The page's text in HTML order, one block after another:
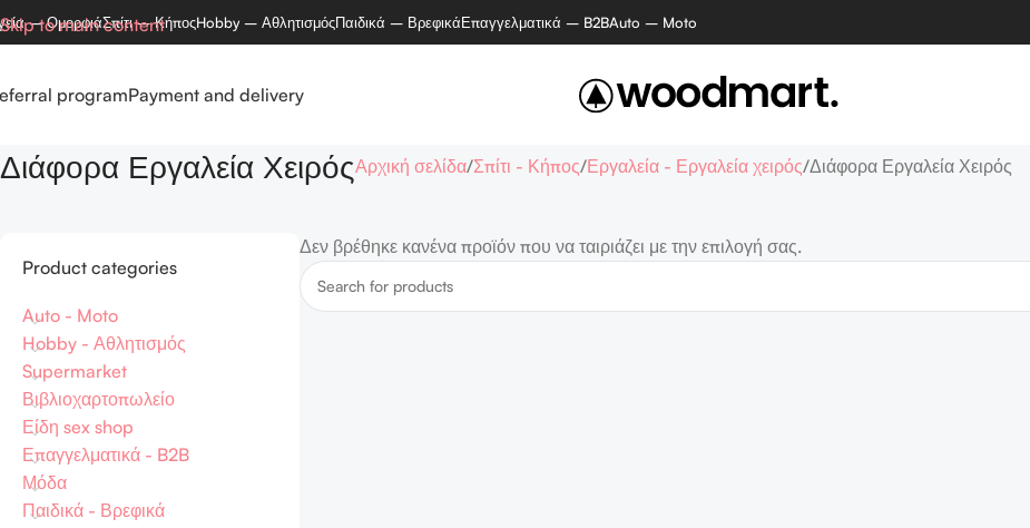
Skip to main content
– ΟμορφιάΣπίτι – ΚήποςHobby – ΑθλητισμόςΠαιδικά – ΒρεφικάΕπαγγελματικά – B2BAuto – Moto
programPayment and delivery
Διάφορα Εργαλεία ΧειρόςΑρχική σελίδα Σπίτι - Κήπος Εργαλεία - Εργαλεία χειρός Διάφορα Εργαλεία Χειρός
Product categories
Auto - Moto
Hobby - Αθλητισμός
Supermarket
Βιβλιοχαρτοπωλείο
Είδη sex shop
Επαγγελματικά - B2B
Μόδα
Παιδικά - Βρεφικά
Δεν βρέθηκε κανένα προϊόν που να ταιριάζει με την επιλογή σας.